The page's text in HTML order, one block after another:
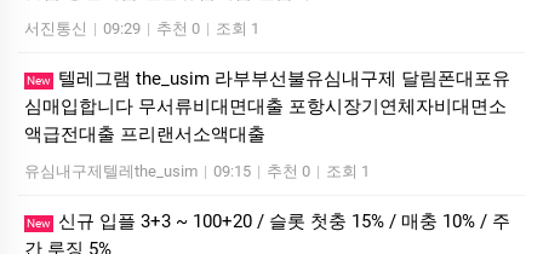
서진통신 | 09:29 | 추천 0 | 조회 1
New
텔레그램 the_usim 라부부선불유심내구제 달림폰대포유
심매입합니다 무서류비대면대출 포항시장기연체자비대면소
액급전대출 프리랜서소액대출
유심내구제텔레the_usim | 09:15 | 추천 0 | 조회 1
New
신규 입플 3+3 ~ 100+20 / 슬롯 첫충 15% / 매충 10% / 주
간 루징 5%